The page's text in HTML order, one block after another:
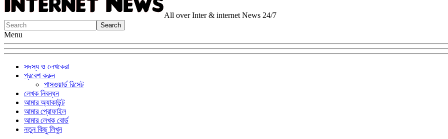
All over Inter & internet News 24/7
Menu
সদস্য ও লেখকেরা
প্রবেশ করুন
পাসওয়ার্ড রিসেট
লেখক নিবন্ধন
আমার অ্যাকাউন্ট
আমার প্রোফাইল
আমার লেখক বোর্ড
নতুন কিছু লিখুন